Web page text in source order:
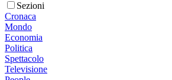
Sezioni
Cronaca
Mondo
Economia
Politica
Spettacolo
Televisione